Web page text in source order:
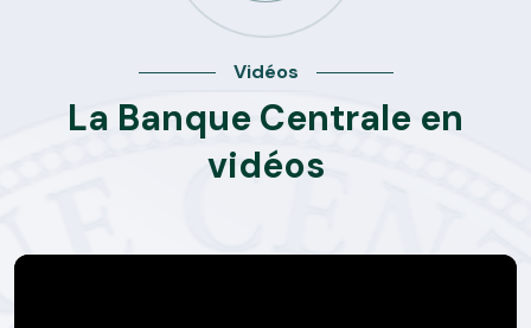
Vidéos
La Banque Centrale en
vidéos